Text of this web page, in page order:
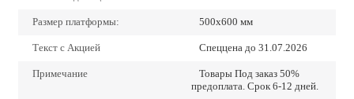
Размер платформы: 500х600 мм
Текст с Акцией Спеццена до 31.07.2026
Примечание
Товары Под заказ 50%
предоплата. Срок 6-12 дней.